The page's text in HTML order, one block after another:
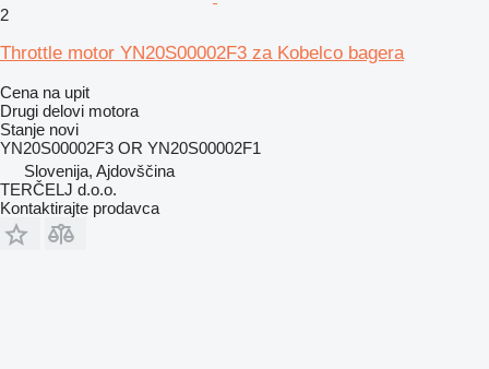
2
Throttle motor YN20S00002F3 za Kobelco bagera
Cena na upit
Drugi delovi motora
Stanje novi
YN20S00002F3 OR YN20S00002F1
Slovenija, Ajdovščina
TERČELJ d.o.o.
Kontaktirajte prodavca